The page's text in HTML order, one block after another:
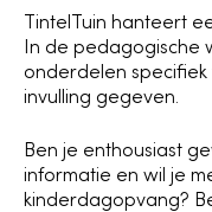
TintelTuin hanteert
In de pedagogische
onderdelen
invulling gegeven.
Ben je enthousiast
informatie en wil je
kinderdagopvang?